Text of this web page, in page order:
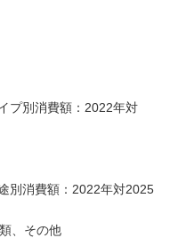
プ別消費額：2022年対
別消費額：2022年対2025
、その他